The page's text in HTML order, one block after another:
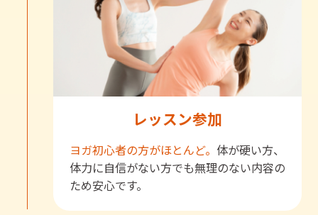
レッスン参加
ヨガ初心者の方がほとんど。 体が硬い方、
体力に自信がない方でも無理のない内容の
ため安心です。